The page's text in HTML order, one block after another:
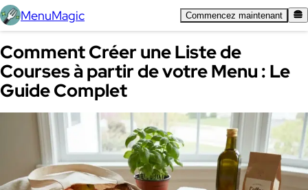
MenuMagic Commencez maintenant
Comment Créer une Liste de
Courses à partir de votre Menu : Le
Guide Complet